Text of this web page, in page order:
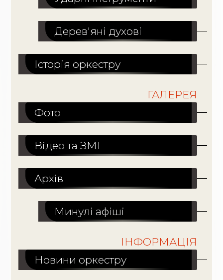
Дерев'яні духові
Історія оркестру
ГАЛЕРЕЯ
Фото
Відео та ЗМІ
Архів
Минулі афіші
ІНФОРМАЦІЯ
Новини оркестру